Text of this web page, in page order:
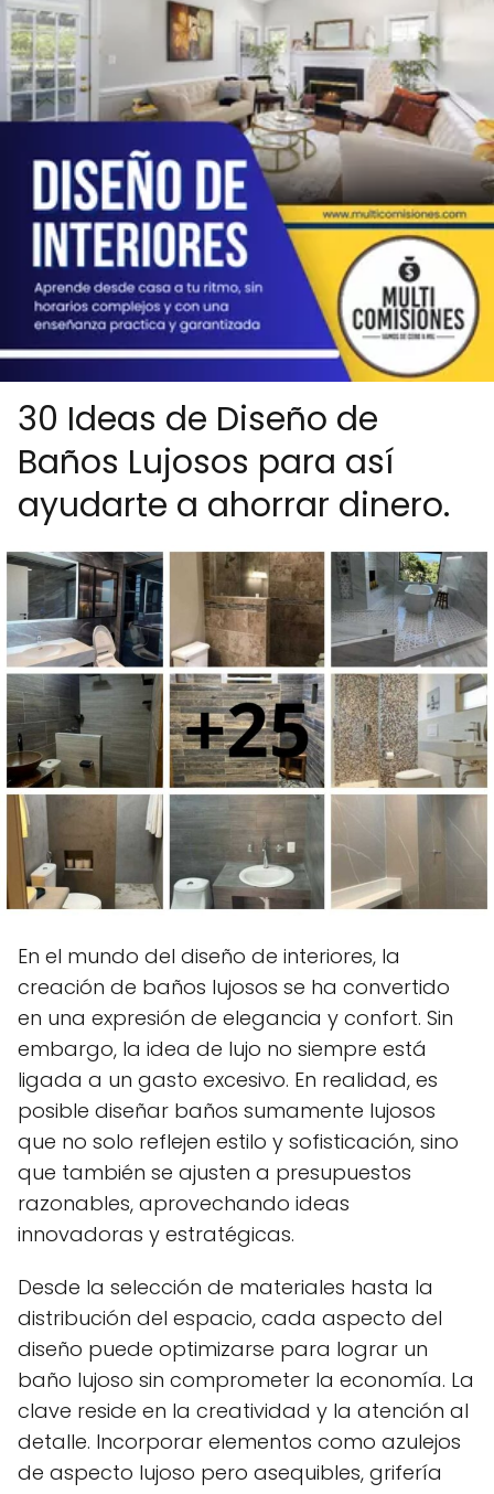
30 Ideas de Diseño de
Baños Lujosos para así
ayudarte a ahorrar dinero.
En el mundo del diseño de interiores, la
creación de baños lujosos se ha convertido
en una expresión de elegancia y confort. Sin
embargo, la idea de lujo no siempre está
ligada a un gasto excesivo. En realidad, es
posible diseñar baños sumamente lujosos
que no solo reflejen estilo y sofisticación, sino
que también se ajusten a presupuestos
razonables, aprovechando ideas
innovadoras y estratégicas.
Desde la selección de materiales hasta la
distribución del espacio, cada aspecto del
diseño puede optimizarse para lograr un
baño lujoso sin comprometer la economía. La
clave reside en la creatividad y la atención al
detalle. Incorporar elementos como azulejos
de aspecto lujoso pero asequibles, grifería